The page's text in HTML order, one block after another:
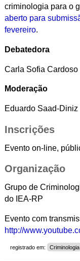
criminologia para o
aberto para
fevereiro.
Debatedora
Carla Sofia Cardoso
Moderação
Eduardo Saad-
Inscrições
Evento on-line,
Organização
Grupo de
do IEA-RP
Evento com
http://
registrado em: Criminologia